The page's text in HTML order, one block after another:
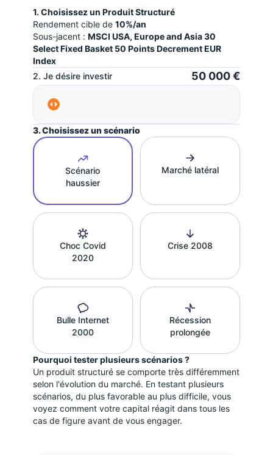
1. Choisissez un Produit Structuré
Rendement cible de 10%/an
Sous-jacent : MSCI USA, Europe and Asia 30
Select Fixed Basket 50 Points Decrement EUR
Index
2. Je désire investir
50 000 €
3. Choisissez un scénario
Scénario
haussier
Marché latéral
Choc Covid
2020
Crise 2008
Bulle Internet
2000
Récession
prolongée
Pourquoi tester plusieurs scénarios ?
Un produit structuré se comporte très différemment
selon l'évolution du marché. En testant plusieurs
scénarios, du plus favorable au plus difficile, vous
voyez comment votre capital réagit dans tous les
cas de figure avant de vous engager.